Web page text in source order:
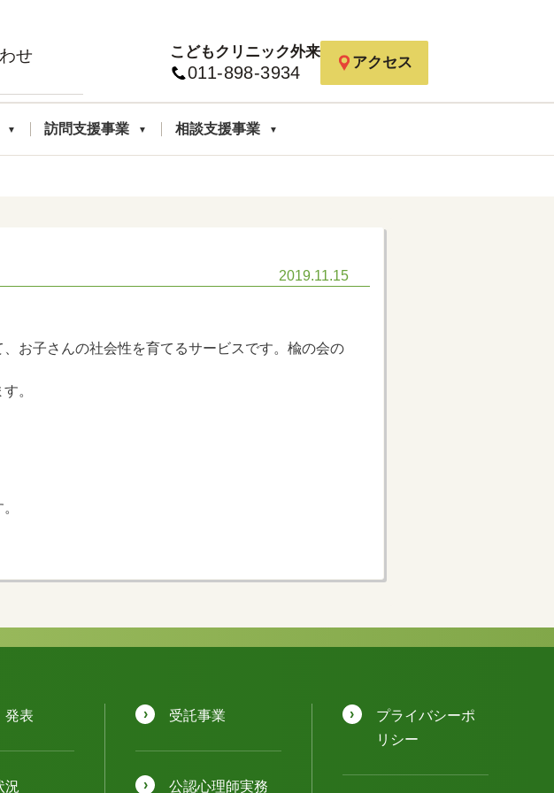
せ こどもクリニック外来
011-898-3934
アクセス
訪問支援事業 相談支援事業
2019.11.15
お子さんの社会性を育てるサービスです。楡の会の
。
発表
況
受託事業
公認⼼理師実務
プライバシーポ
リシー